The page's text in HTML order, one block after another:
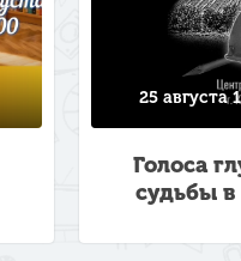
25 августа
Голоса
судьбы в